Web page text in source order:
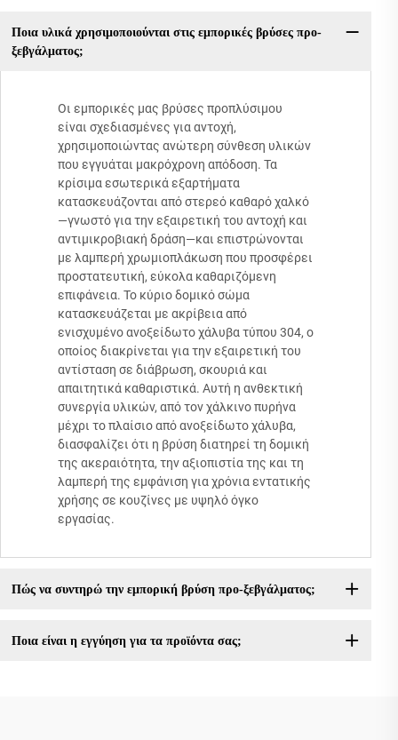
Ποια υλικά χρησιμοποιούνται στις εμπορικές βρύσες προ-
ξεβγάλματος;
Οι εμπορικές μας βρύσες προπλύσιμου
είναι σχεδιασμένες για αντοχή,
χρησιμοποιώντας ανώτερη σύνθεση υλικών
που εγγυάται μακρόχρονη απόδοση. Τα
κρίσιμα εσωτερικά εξαρτήματα
κατασκευάζονται από στερεό καθαρό χαλκό
—γνωστό για την εξαιρετική του αντοχή και
αντιμικροβιακή δράση—και επιστρώνονται
με λαμπερή χρωμιοπλάκωση που προσφέρει
προστατευτική, εύκολα καθαριζόμενη
επιφάνεια. Το κύριο δομικό σώμα
κατασκευάζεται με ακρίβεια από
ενισχυμένο ανοξείδωτο χάλυβα τύπου 304, ο
οποίος διακρίνεται για την εξαιρετική του
αντίσταση σε διάβρωση, σκουριά και
απαιτητικά καθαριστικά. Αυτή η ανθεκτική
συνεργία υλικών, από τον χάλκινο πυρήνα
μέχρι το πλαίσιο από ανοξείδωτο χάλυβα,
διασφαλίζει ότι η βρύση διατηρεί τη δομική
της ακεραιότητα, την αξιοπιστία της και τη
λαμπερή της εμφάνιση για χρόνια εντατικής
χρήσης σε κουζίνες με υψηλό όγκο
εργασίας.
Πώς να συντηρώ την εμπορική βρύση προ-ξεβγάλματος;
Ποια είναι η εγγύηση για τα προϊόντα σας;